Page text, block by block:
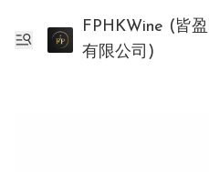
FPHKWine (皆盈國際貿易
有限公司)